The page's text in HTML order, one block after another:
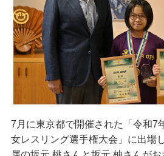
7月に東京都で開催された「令和7
女レスリング選手権大会」に出場